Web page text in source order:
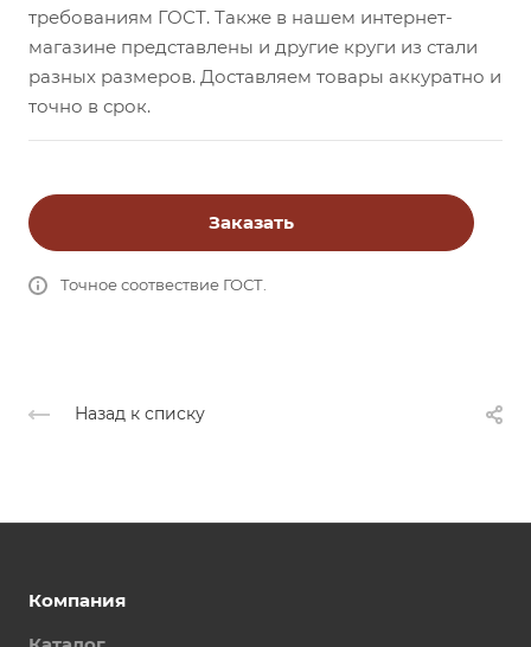
требованиям ГОСТ. Также в нашем интернет-
магазине представлены и другие круги из стали
разных размеров. Доставляем товары аккуратно и
точно в срок.
Заказать
Точное соотвествие ГОСТ.
Назад к списку
Компания